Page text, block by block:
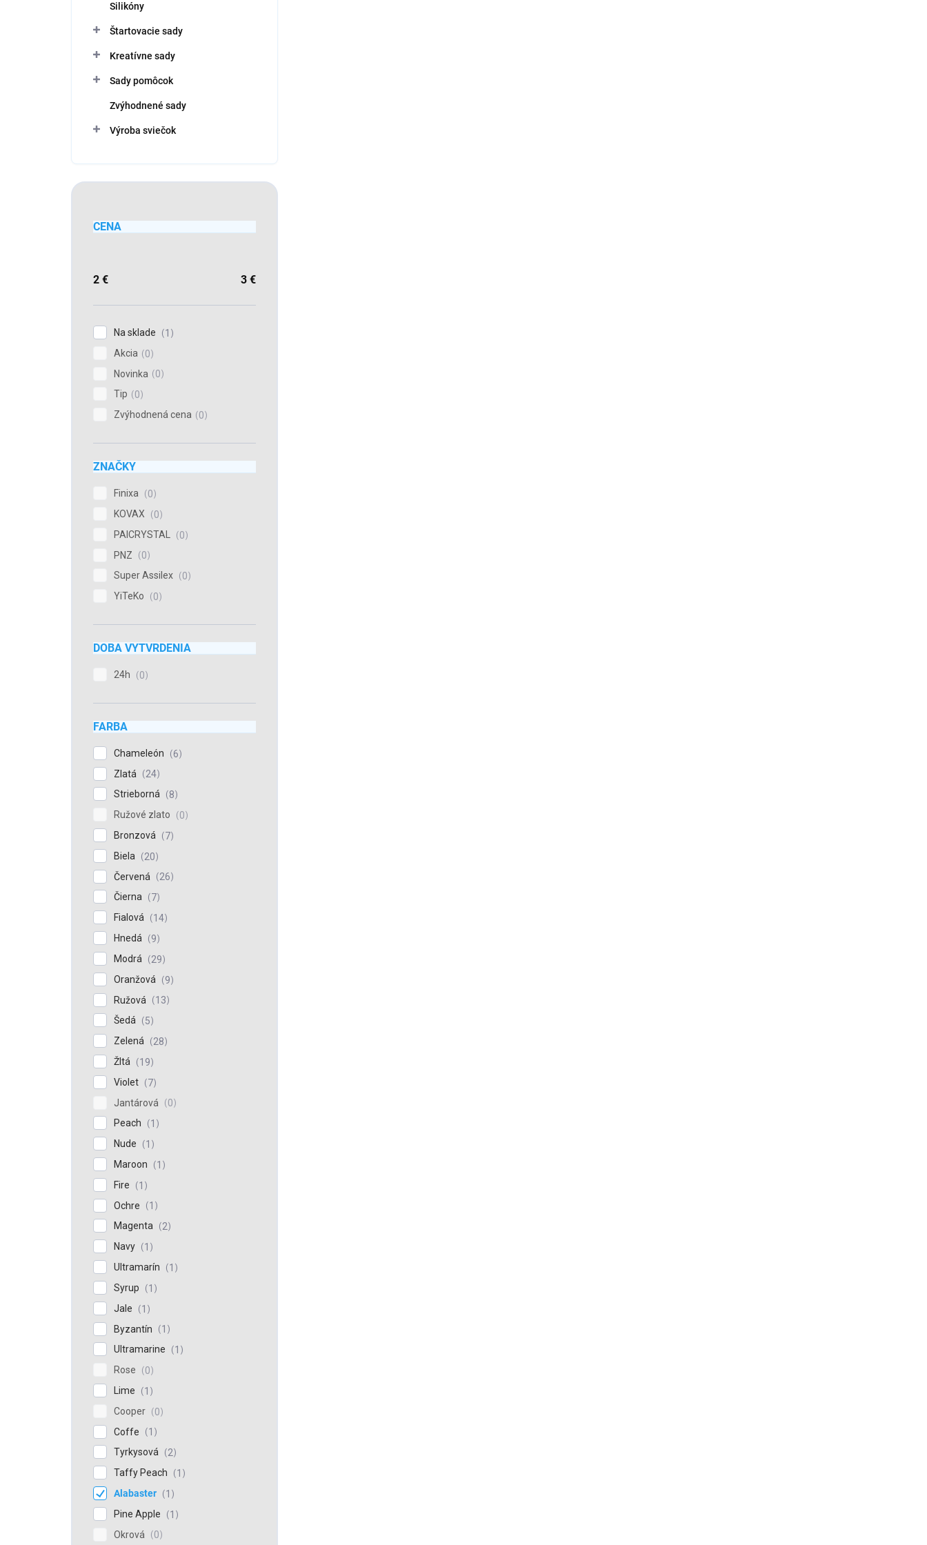
Silikóny
Štartovacie sady
Kreatívne sady
Sady pomôcok
Zvýhodnené sady
Výroba sviečok
CENA
2 € 3 €
Na sklade
1
Akcia
0
Novinka
0
Tip
0
Zvýhodnená cena
0
ZNAČKY
Finixa
0
KOVAX
0
PAICRYSTAL
0
PNZ
0
Super Assilex
0
YiTeKo
0
DOBA VYTVRDENIA
24h 0
FARBA
Chameleón
6
Zlatá
24
Strieborná
8
Ružové zlato
0
Bronzová
7
Biela
20
Červená
26
Čierna
7
Fialová
14
Hnedá
9
Modrá
29
Oranžová
9
Ružová
13
Šedá
5
Zelená
28
Žltá
19
Violet
7
Jantárová
0
Peach
1
Nude
1
Maroon
1
Fire
1
Ochre
1
Magenta
2
Navy
1
Ultramarín
1
Syrup
1
Jale
1
Byzantín
1
Ultramarine
1
Rose
0
Lime
1
Cooper
0
Coffe
1
Tyrkysová
2
Taffy Peach
1
Alabaster
1
Pine Apple
1
Okrová
0